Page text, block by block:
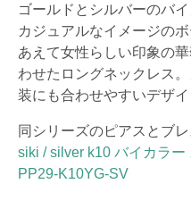
ゴールドとシルバーのバ
カジュアルなイメージの
あえて女性らしい印象の
わせたロングネックレス
装にも合わせやすいデザイ
同シリーズのピアスとブ
siki / silver k10 バイカラ
PP29-K10YG-SV